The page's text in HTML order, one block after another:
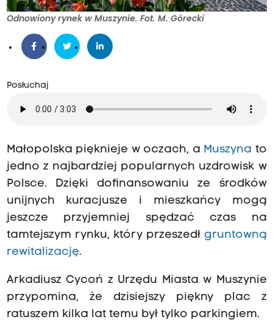
Odnowiony rynek w Muszynie. Fot. M. Górecki
Posłuchaj
Małopolska pięknieje w oczach, a Muszyna to
jedno z najbardziej popularnych uzdrowisk w
Polsce. Dzięki dofinansowaniu ze środków
unijnych kuracjusze i mieszkańcy mogą
jeszcze przyjemniej spędzać czas na
tamtejszym rynku, który przeszedł gruntowną
rewitalizację.
Arkadiusz Cycoń z Urzędu Miasta w Muszynie
przypomina, że dzisiejszy piękny plac z
ratuszem kilka lat temu był tylko parkingiem.